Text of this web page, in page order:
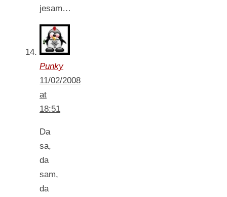
jesam…
Punky
11/02/2008
at
18:51
Da
sa,
da
sam,
da